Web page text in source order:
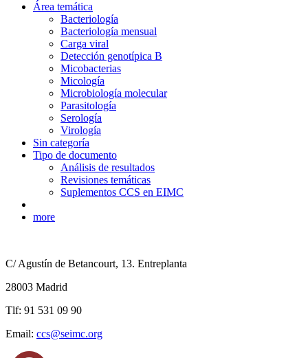
Área temática
Bacteriología
Bacteriología mensual
Carga viral
Detección genotípica B
Micobacterias
Micología
Microbiología molecular
Parasitología
Serología
Virología
Sin categoría
Tipo de documento
Análisis de resultados
Revisiones temáticas
Suplementos CCS en EIMC
more
C/ Agustín de Betancourt, 13. Entreplanta
28003 Madrid
Tlf: 91 531 09 90
Email: ccs@seimc.org